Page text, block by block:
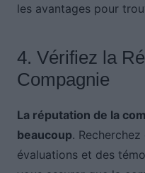
les avantages pour
4. Vérifiez la
Compagnie
La réputation de la
beaucoup.
évaluations et des